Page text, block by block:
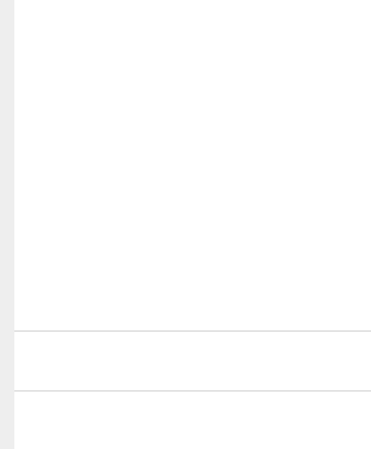
Navigation